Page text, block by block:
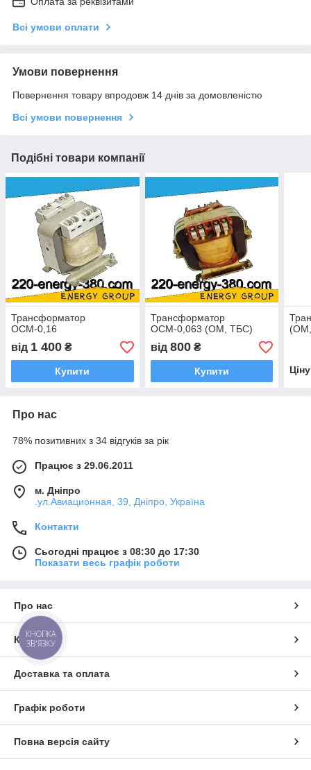
Всі умови оплати
Умови повернення
Повернення товару впродовж 14 днів за домовленістю
Всі умови повернення
Подібні товари компанії
Трансформатор
ОСМ-0,16
від 1 400 ₴
Купити
Трансформатор
ОСМ-0,063 (ОМ, ТБС)
від 800₴
Купити
Про нас
78% позитивних з 34 відгуків за рік
Працює з 29.06.2011
м. Дніпро
.ул.Авиационная, 39, Дніпро, Україна
Контакти
Сьогодні працює з 08:30 до 17:30
Показати весь графік роботи
Про нас
Контакти
Доставка та оплата
Графік роботи
Повна версія сайту
КНОПКА
ЗВ'ЯЗКУ